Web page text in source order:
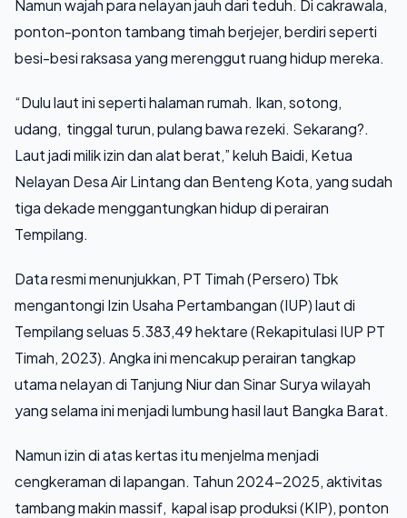
Namun wajah para nelayan jauh dari teduh. Di cakrawala,
ponton-ponton tambang timah berjejer, berdiri seperti
besi-besi raksasa yang merenggut ruang hidup mereka.
“Dulu laut ini seperti halaman rumah. Ikan, sotong,
udang, tinggal turun, pulang bawa rezeki. Sekarang?.
Laut jadi milik izin dan alat berat,” keluh Baidi, Ketua
Nelayan Desa Air Lintang dan Benteng Kota, yang sudah
tiga dekade menggantungkan hidup di perairan
Tempilang.
Data resmi menunjukkan, PT Timah (Persero) Tbk
mengantongi Izin Usaha Pertambangan (IUP) laut di
Tempilang seluas 5.383,49 hektare (Rekapitulasi IUP PT
Timah, 2023). Angka ini mencakup perairan tangkap
utama nelayan di Tanjung Niur dan Sinar Surya wilayah
yang selama ini menjadi lumbung hasil laut Bangka Barat.
Namun izin di atas kertas itu menjelma menjadi
cengkeraman di lapangan. Tahun 2024–2025, aktivitas
tambang makin massif, kapal isap produksi (KIP), ponton